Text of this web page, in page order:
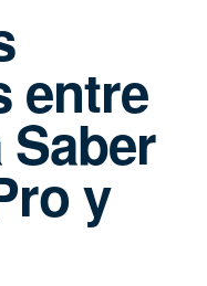
entre
y